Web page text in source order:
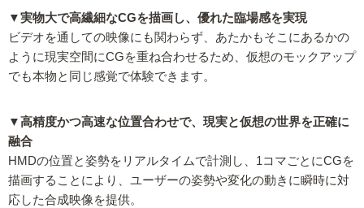
▼実物大で高繊細なCGを描画し、優れた臨場感を実現
ビデオを通しての映像にも関わらず、あたかもそこにあるかの
ように現実空間にCGを重ね合わせるため、仮想のモックアップ
でも本物と同じ感覚で体験できます。
▼高精度かつ高速な位置合わせで、現実と仮想の世界を正確に
融合
HMDの位置と姿勢をリアルタイムで計測し、1コマごとにCGを
描画することにより、ユーザーの姿勢や変化の動きに瞬時に対
応した合成映像を提供。